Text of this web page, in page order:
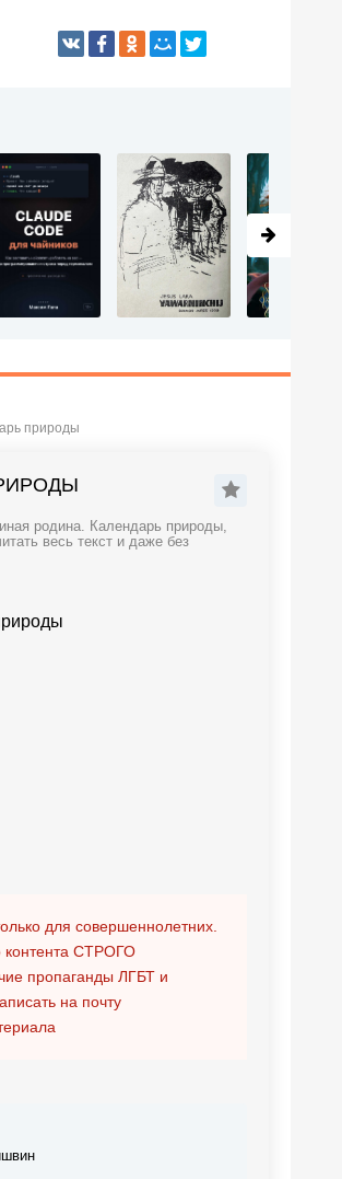
природы
родина. Календарь природы,
весь текст и даже без
для совершеннолетних.
СТРОГО
пропаганды ЛГБТ и
на почту